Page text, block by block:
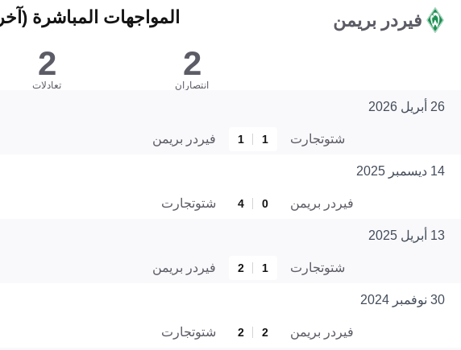
فيردر بريمن المواجهات المباشرة (آخر 5 مباريات)
2
انتصاران
2
تعادلات
26 أبريل 2026
شتوتجارت 1
1 فيردر بريمن
14 ديسمبر 2025
فيردر بريمن 0
4 شتوتجارت
13 أبريل 2025
شتوتجارت 1
2 فيردر بريمن
30 نوفمبر 2024
فيردر بريمن 2
2 شتوتجارت